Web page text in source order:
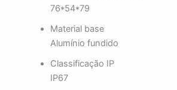
76*54*79
Material base
Alumínio fundido
Classificação IP
IP67